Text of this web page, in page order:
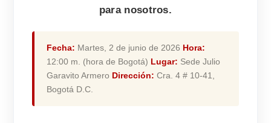
para nosotros.
Fecha: Martes, 2 de junio de 2026 Hora:
12:00 m. (hora de Bogotá) Lugar: Sede Julio
Garavito Armero Dirección: Cra. 4 # 10-41,
Bogotá D.C.